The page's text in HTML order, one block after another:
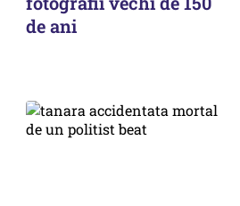
de ani